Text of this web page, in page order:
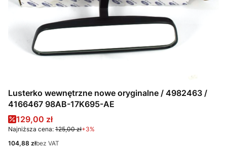
Lusterko wewnętrzne nowe oryginalne / 4982463 /
4166467 98AB-17K695-AE
Cena promocyjna
129,00 zł
Najniższa cena: 125,00 zł+3%
Cena
104,88 złbez VAT